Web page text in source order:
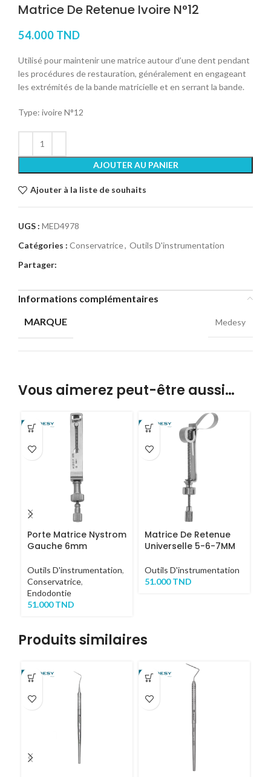
Matrice De Retenue Ivoire N°12
54.000 TND
Utilisé pour maintenir une matrice autour d’une dent pendant
les procédures de restauration, généralement en engageant
les extrémités de la bande matricielle et en serrant la bande.
Type: ivoire N°12
AJOUTER AU PANIER
Ajouter à la liste de souhaits
UGS : MED4978
Catégories : Conservatrice, Outils D'instrumentation
Partager:
Informations complémentaires
MARQUE
Medesy
Vous aimerez peut-être aussi…
Porte Matrice Nystrom
Gauche 6mm
Outils D'instrumentation,
Conservatrice,
Endodontie
51.000TND
Matrice De Retenue
Universelle 5-6-7MM
Outils D'instrumentation
51.000TND
Produits similaires